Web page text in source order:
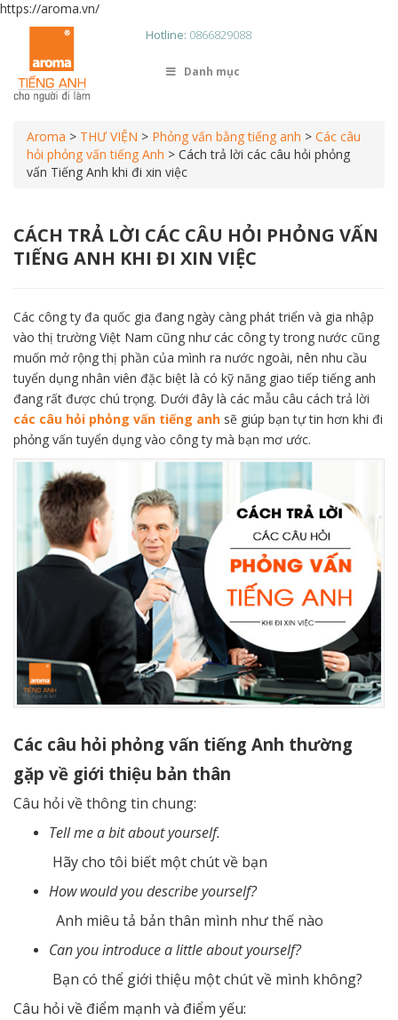
https://aroma.vn/
Hotline: 0866829088
Danh mục
Aroma > THƯ VIỆN > Phỏng vấn bằng tiếng anh > Các câu
hỏi phỏng vấn tiếng Anh > Cách trả lời các câu hỏi phỏng
vấn Tiếng Anh khi đi xin việc
CÁCH TRẢ LỜI CÁC CÂU HỎI PHỎNG VẤN
TIẾNG ANH KHI ĐI XIN VIỆC
Các công ty đa quốc gia đang ngày càng phát triển và gia nhập
vào thị trường Việt Nam cũng như các công ty trong nước cũng
muốn mở rộng thị phần của mình ra nước ngoài, nên nhu cầu
tuyển dụng nhân viên đặc biệt là có kỹ năng giao tiếp tiếng anh
đang rất được chú trọng. Dưới đây là các mẫu câu cách trả lời
các câu hỏi phỏng vấn tiếng anh sẽ giúp bạn tự tin hơn khi đi
phỏng vấn tuyển dụng vào công ty mà bạn mơ ước.
Các câu hỏi phỏng vấn tiếng Anh thường
gặp về giới thiệu bản thân
Câu hỏi về thông tin chung:
Tell me a bit about yourself.
Hãy cho tôi biết một chút về bạn
How would you describe yourself?
Anh miêu tả bản thân mình như thế nào
Can you introduce a little about yourself?
Bạn có thể giới thiệu một chút về mình không?
Câu hỏi về điểm mạnh và điểm yếu: